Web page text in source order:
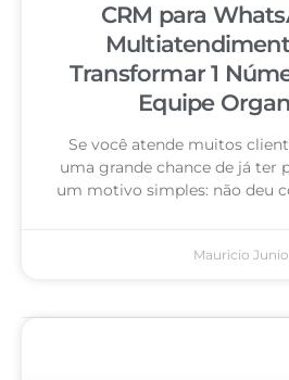
CRM para
Transformar 1
Equipe
Se você atende muitos
uma grande chance de já ter
um motivo simples: não deu
Mauricio